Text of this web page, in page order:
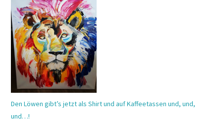
Den Löwen gibt’s jetzt als Shirt und auf Kaffeetassen und, und,
und…!